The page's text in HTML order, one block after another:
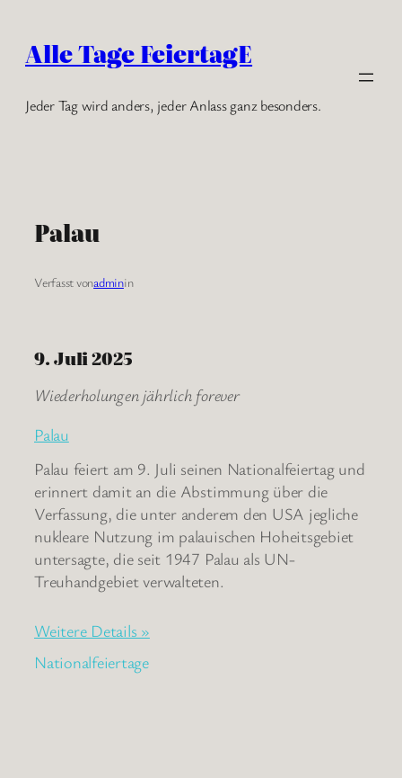
Inhalt
springen
Alle Tage FeiertagE
Jeder Tag wird anders, jeder Anlass ganz besonders.
Palau
Verfasst vonadminin
9. Juli 2025
Wiederholungen jährlich forever
Palau
Palau feiert am 9. Juli seinen Nationalfeiertag und
erinnert damit an die Abstimmung über die
Verfassung, die unter anderem den USA jegliche
nukleare Nutzung im palauischen Hoheitsgebiet
untersagte, die seit 1947 Palau als UN-
Treuhandgebiet verwalteten.
Weitere Details »
Nationalfeiertage